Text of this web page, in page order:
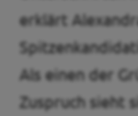
erklärt
Als einen der
Zuspruch sieht